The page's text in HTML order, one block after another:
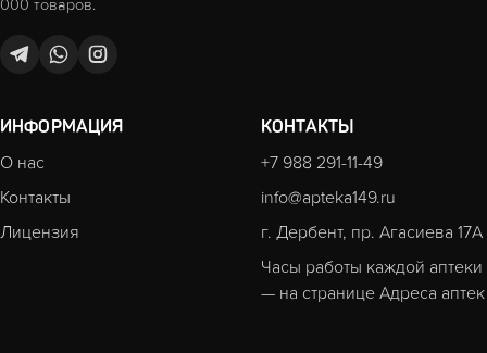
000 товаров.
ИНФОРМАЦИЯ
О нас
Контакты
Лицензия
КОНТАКТЫ
+7 988 291-11-49
info@apteka149.ru
г. Дербент, пр. Агасиева 17А
Часы работы каждой аптеки
— на странице Адреса аптек